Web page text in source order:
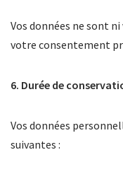
Vos données ne sont
votre consentement
6. Durée de
Vos données
suivantes :